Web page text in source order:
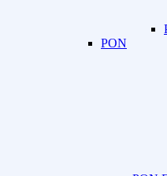
PON